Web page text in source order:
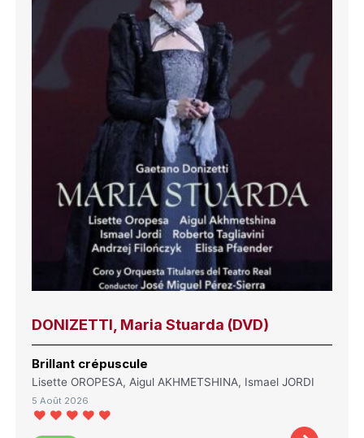
DONIZETTI, Maria Stuarda (DVD)
Brillant crépuscule
Lisette OROPESA, Aigul AKHMETSHINA, Ismael JORDI
5 Août 2026